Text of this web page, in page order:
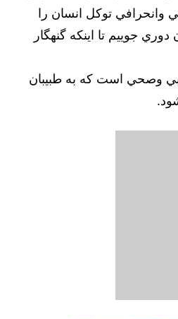
وانحرافي توكل انسان را
جوييم تا اينكه گنهگار
وصحي است كه به طبيبان